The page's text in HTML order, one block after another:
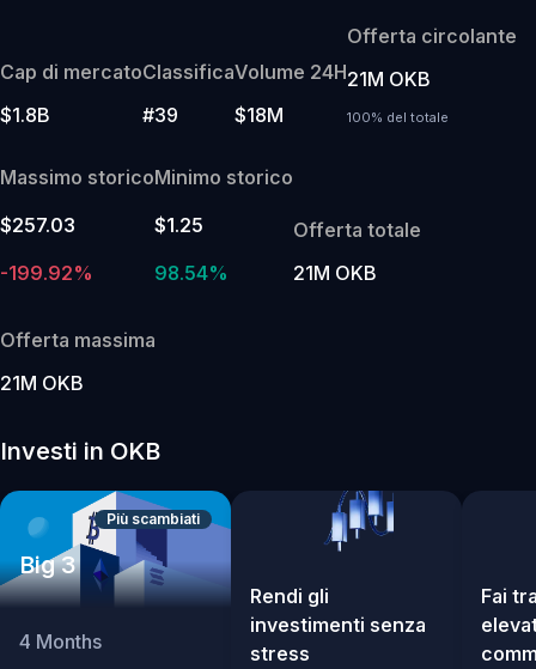
Cap di mercato
$1.8B
Classifica
#39
Volume 24H
$18M
Offerta circolante
21M OKB
100% del totale
Massimo storico
$257.03
-199.92%
Minimo storico
$1.25
98.54%
Offerta totale
21M OKB
Offerta massima
21M OKB
Investi in OKB
Più scambiati
Big 3
4 Months
Rendi gli
investimenti senza
stress
Fai